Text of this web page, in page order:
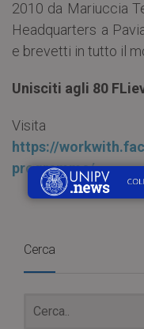
2010 da Mariuccia
Headquarters a
e brevetti in tutto il
Unisciti agli 80
https://
programme/
Cerca